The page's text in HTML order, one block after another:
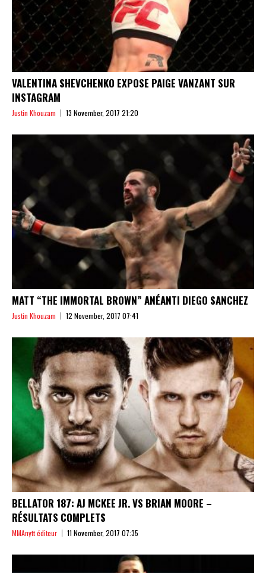
VALENTINA SHEVCHENKO EXPOSE PAIGE VANZANT SUR
INSTAGRAM
Justin Khouzam 13 November, 2017 21:20
MATT “THE IMMORTAL BROWN” ANÉANTI DIEGO SANCHEZ
Justin Khouzam 12 November, 2017 07:41
BELLATOR 187: AJ MCKEE JR. VS BRIAN MOORE –
RÉSULTATS COMPLETS
MMAnytt éditeur 11 November, 2017 07:35